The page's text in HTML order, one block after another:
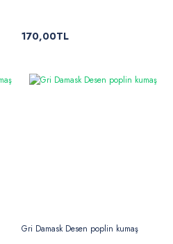
170,00TL
Gri Damask Desen poplin kumaş